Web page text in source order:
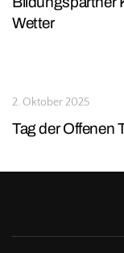
Wetter
2. Oktober 2025
Tag der Offenen